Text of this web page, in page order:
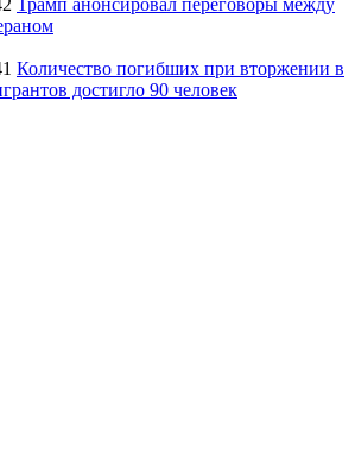
Трамп анонсировал переговоры между
Количество погибших при вторжении в
достигло 90 человек